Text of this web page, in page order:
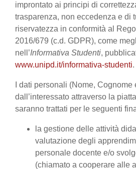
improntato ai principi di
trasparenza, non eccedenza e di
riservatezza in conformità al
2016/679 (c.d. GDPR), come
nell’Informativa Studenti,
www.unipd.it/informativa-studenti.
I dati personali (Nome, Cognome
dall’interessato attraverso la
saranno trattati per le seguenti
la gestione delle attività
valutazione degli
personale docente e/o
(chiamato a cooperare alle